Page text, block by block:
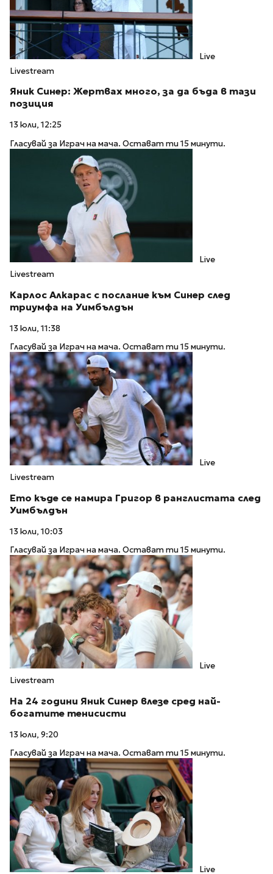
Live
Livestream
Яник Синер: Жертвах много, за да бъда в тази
позиция
13 юли, 12:25
Гласувай за Играч на мача. Остават ти 15 минути.
Live
Livestream
Карлос Алкарас с послание към Синер след
триумфа на Уимбълдън
13 юли, 11:38
Гласувай за Играч на мача. Остават ти 15 минути.
Live
Livestream
Ето къде се намира Григор в ранглистата след
Уимбълдън
13 юли, 10:03
Гласувай за Играч на мача. Остават ти 15 минути.
Live
Livestream
На 24 години Яник Синер влезе сред най-
богатите тенисисти
13 юли, 9:20
Гласувай за Играч на мача. Остават ти 15 минути.
Live